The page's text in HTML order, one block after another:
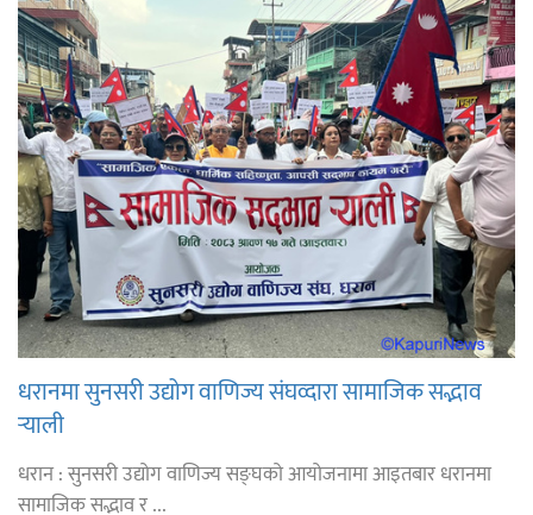
धरानमा सुनसरी उद्योग वाणिज्य संघव्दारा सामाजिक सद्भाव
र्‍याली
धरान : सुनसरी उद्योग वाणिज्य सङ्घको आयोजनामा आइतबार धरानमा
सामाजिक सद्भाव र ...